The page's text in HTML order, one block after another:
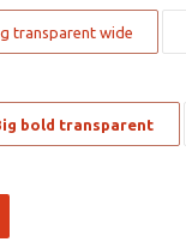
transparent wide
bold transparent